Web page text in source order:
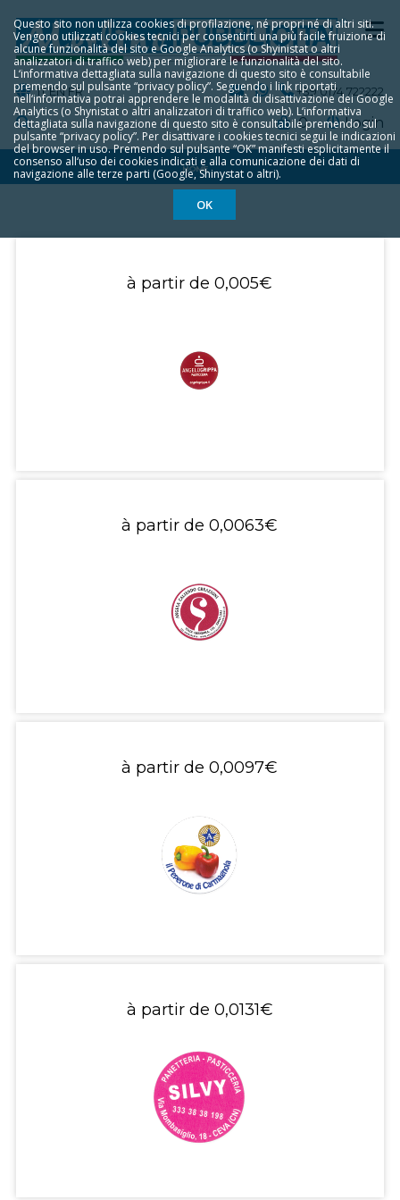
Questo sito non utilizza cookies di profilazione, né propri né di altri siti.
Vengono utilizzati cookies tecnici per consentirti una più facile fruizione di
alcune funzionalità del sito e Google Analytics (o Shyinistat o altri
analizzatori di traffico web) per migliorare le funzionalità del sito.
L‘informativa dettagliata sulla navigazione di questo sito è consultabile
premendo sul pulsante “privacy policy”. Seguendo i link riportati
nell‘informativa potrai apprendere le modalità di disattivazione dei Google
Analytics (o Shynistat o altri analizzatori di traffico web). L‘informativa
dettagliata sulla navigazione di questo sito è consultabile premendo sul
pulsante “privacy policy”. Per disattivare i cookies tecnici segui le indicazioni
del browser in uso. Premendo sul pulsante “OK” manifesti esplicitamente il
consenso all‘uso dei cookies indicati e alla comunicazione dei dati di
navigazione alle terze parti (Google, Shinystat o altri).
OK
IT EN FR +39 0174 722222
Login
0
HOME
à partir de 0,005€
à partir de 0,0063€
à partir de 0,0097€
à partir de 0,0131€